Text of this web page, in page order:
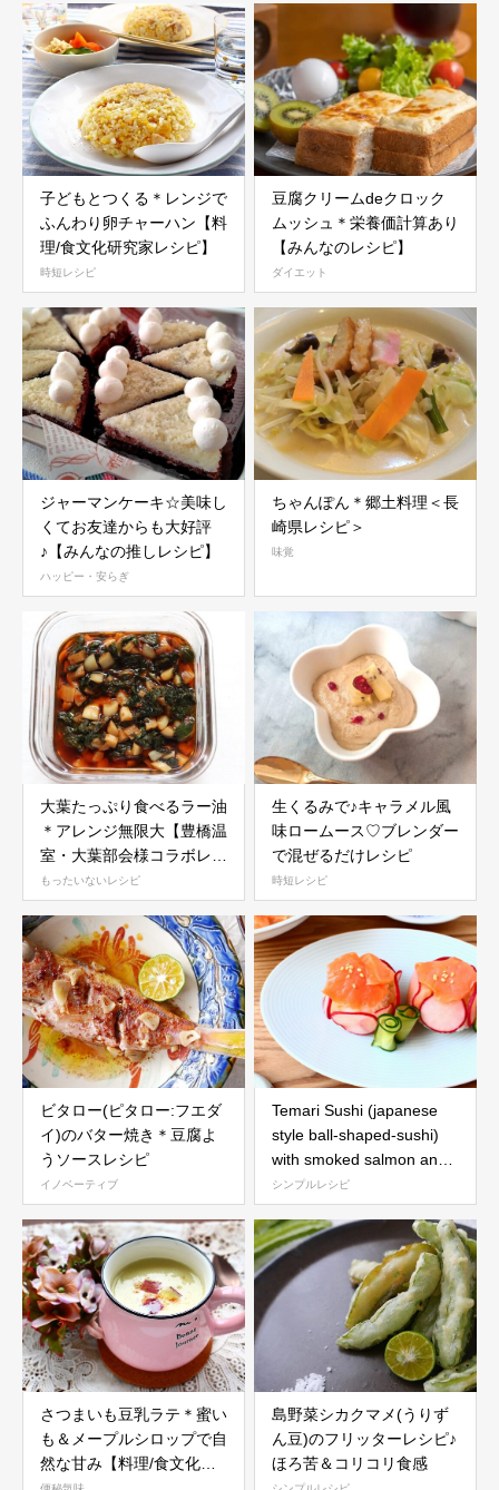
子どもとつくる＊レンジで
ふんわり卵チャーハン【料
理/食文化研究家レシピ】
時短レシピ
豆腐クリームdeクロック
ムッシュ＊栄養価計算あり
【みんなのレシピ】
ダイエット
ジャーマンケーキ☆美味し
くてお友達からも大好評
♪【みんなの推しレシピ】
ハッピー・安らぎ
ちゃんぽん＊郷土料理＜長
崎県レシピ＞
味覚
大葉たっぷり食べるラー油
＊アレンジ無限大【豊橋温
室・大葉部会様コラボレシ
ピ】
もったいないレシピ
生くるみで♪キャラメル風
味ロームース♡ブレンダー
で混ぜるだけレシピ
時短レシピ
ビタロー(ピタロー:フエダ
イ)のバター焼き＊豆腐よ
うソースレシピ
イノベーティブ
Temari Sushi (japanese
style ball-shaped-sushi)
with smoked salmon and
cheese
シンプルレシピ
さつまいも豆乳ラテ＊蜜い
も＆メープルシロップで自
然な甘み【料理/食文化研
島野菜シカクマメ(うりず
ん豆)のフリッターレシピ♪
ほろ苦＆コリコリ食感